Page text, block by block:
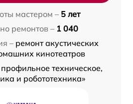
мастером – 5 лет
ремонтов – 1 040
– ремонт акустических
кинотеатров
профильное техническое,
и робототехника»